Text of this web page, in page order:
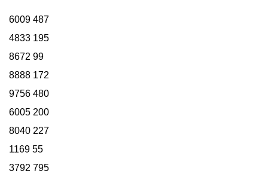
6009 487
4833 195
8672 99
8888 172
9756 480
6005 200
8040 227
1169 55
3792 795